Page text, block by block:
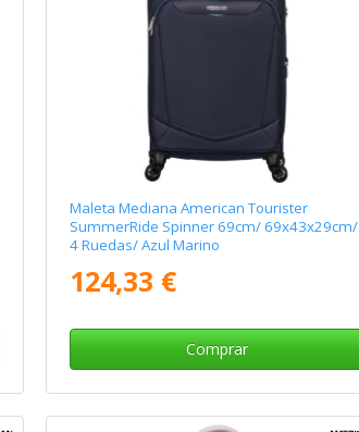
Maleta Mediana American Tourister
SummerRide Spinner 69cm/ 69x43x29cm/
4 Ruedas/ Azul Marino
124,33 €
Comprar